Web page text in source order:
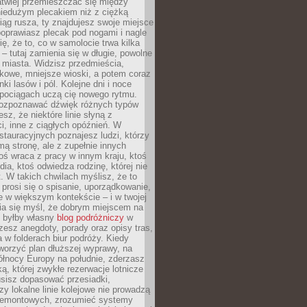
plecakiem niż z ciężką
rusza, ty znajdujesz swoje miejsce
plecak pod nogami i nagle
że to, co w samolocie trwa kilka
tutaj zamienia się w długie, powolne
Widzisz przedmieścia,
mniejsze wioski, a potem coraz
lasów i pól. Kolejne dni i noce
uczą cię nowego rytmu.
dźwięk różnych typów
że niektóre linie słyną z
inne z ciągłych opóźnień. W
poznajesz ludzi, którzy
stronę, ale z zupełnie innych
wraca z pracy w innym kraju, ktoś
ktoś odwiedza rodzinę, której nie
W takich chwilach myślisz, że to
się o spisanie, uporządkowanie,
w większym kontekście – i w twojej
się myśl, że dobrym miejscem na
własny blog podróżniczy w
anegdoty, porady oraz opisy tras,
w folderach biur podróży. Kiedy
plan dłuższej wyprawy, na
Europy na południe, zderzasz
której zwykłe rezerwacje lotnicze
dopasować przesiadki,
lokalne linie kolejowe nie prowadzą
zrozumieć systemy